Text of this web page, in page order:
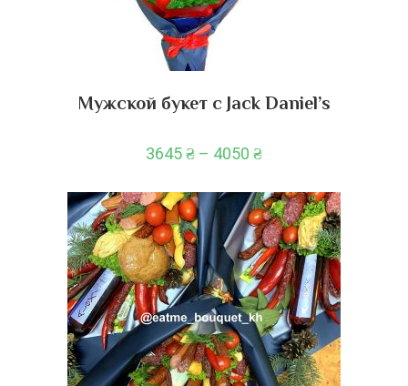
Мужской букет с Jack Daniel’s
3645₴ – 4050 ₴